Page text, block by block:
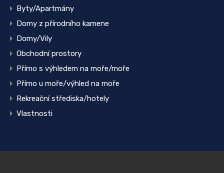
Byty/Apartmány
Domy z přírodního kamene
Domy/Vily
Obchodní prostory
Přímo s výhledem na moře/moře
Přímo u moře/výhled na moře
Rekreační střediska/hotely
Vlastnosti